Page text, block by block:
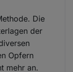
Die
der
Opfern
mehr an.